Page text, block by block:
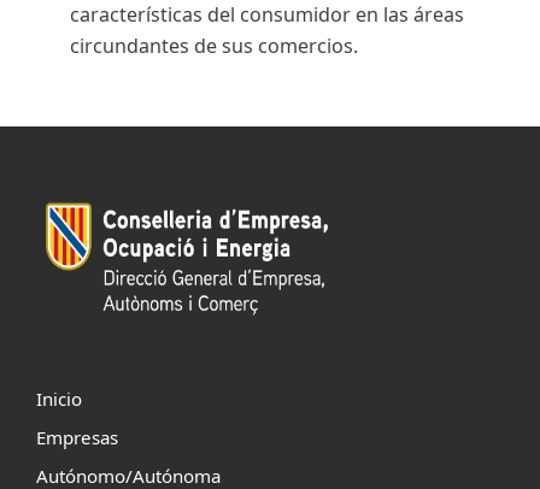
características del consumidor en las áreas
circundantes de sus comercios.
Inicio
Empresas
Autónomo/Autónoma